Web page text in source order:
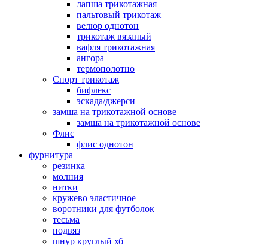
лапша трикотажная
пальтовый трикотаж
велюр однотон
трикотаж вязаный
вафля трикотажная
ангора
термополотно
Спорт трикотаж
бифлекс
эскада/джерси
замша на трикотажной основе
замша на трикотажной основе
Флис
флис однотон
фурнитура
резинка
молния
нитки
кружево эластичное
воротники для футболок
тесьма
подвяз
шнур круглый хб